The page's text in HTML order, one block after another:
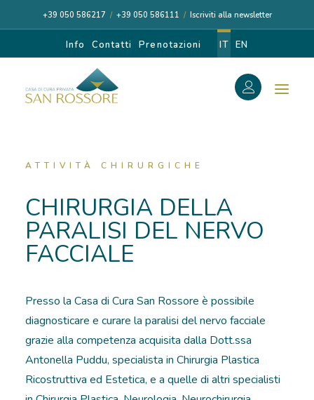
+39 050 586217 / +39 050 586111 / Iscriviti alla newsletter
Info Contatti Prenotazioni IT EN
for:
CASA DI CURA
DIAGNOSI E CURA
RICOVERI
PATOLOGIE
ATTIVITÀ CHIRURGICHE
CHIRURGIA DELLA
PARALISI DEL NERVO
FACCIALE
Presso la Casa di Cura San Rossore è possibile
diagnosticare e curare la paralisi del nervo facciale
grazie alla competenza acquisita dalla Dott.ssa
Antonella Puddu, specialista in Chirurgia Plastica
Ricostruttiva ed Estetica, e a quelle di altri specialisti